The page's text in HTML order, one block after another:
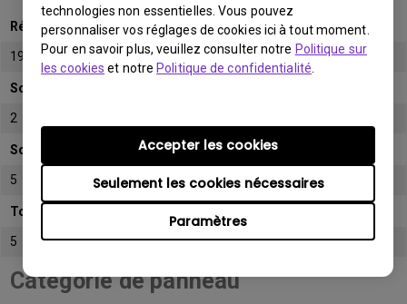
technologies non essentielles. Vous pouvez
personnaliser vos réglages de cookies ici à tout moment.
Pour en savoir plus, veuillez consulter notre Politique sur
les cookies et notrePolitique de confidentialité
Paramètres
Seulement les cookies nécessaires
Accepter les cookies
Résolution native
1920x1080 (1080p)
Sous-pixel lumineux
2
Sous-pixel sombre
5
Total de sous-pixels admissibles
5
Catégorie de panneau